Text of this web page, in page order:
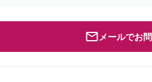
メールでお